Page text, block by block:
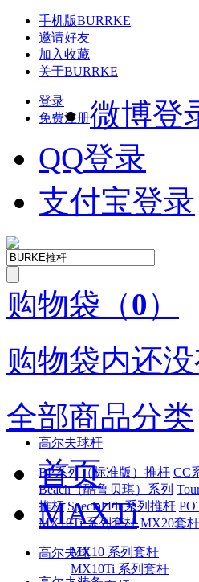
手机版BURRKE
邀请好友
加入收藏
关于BURRKE
登录
免费注册微博登
QQ登录
支付宝登录
购物袋 （0）
购物袋内还
全部商品分类
高尔夫球杆
BP系列（标准版）推杆 CC
Beach（酷鲁贝琪）系列
推杆 Special Fit 系列推杆
MX10Ti 系列套杆 MX20套杆
高尔夫球
首页
MAXTi
MX10 系列套杆
MX10Ti 系列套杆